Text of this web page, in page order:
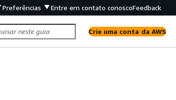
Preferências Entre em contato conoscoFeedback
Crie uma conta da AWS